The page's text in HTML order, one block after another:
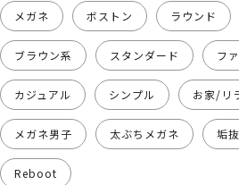
メガネ ボストン ラウンド
ブラウン系 スタンダード フ
カジュアル シンプル お家/リ
メガネ男子 太ぶちメガネ 垢
Reboot